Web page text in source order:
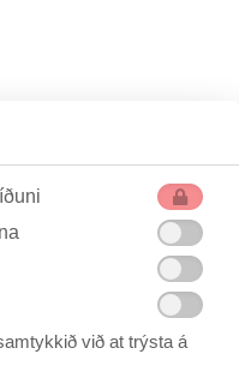
við at trýsta á